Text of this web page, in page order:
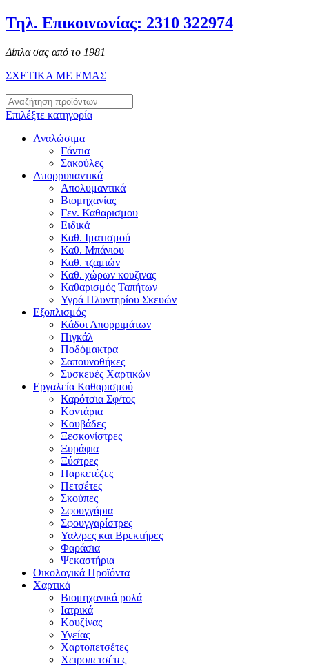
Τηλ. Επικοινωνίας: 2310 322974
Δίπλα σας από το 1981
ΣΧΕΤΙΚΑ ΜΕ ΕΜΑΣ
Επιλέξτε κατηγορία
Αναλώσιμα
Γάντια
Σακούλες
Απορρυπαντικά
Απολυμαντικά
Βιομηχανίας
Γεν. Καθαρισμου
Ειδικά
Καθ. Ιματισμού
Καθ. Μπάνιου
Καθ. τζαμιών
Καθ. χώρων κουζινας
Καθαρισμός Ταπήτων
Υγρά Πλυντηρίου Σκευών
Εξοπλισμός
Κάδοι Απορριμάτων
Πιγκάλ
Ποδόμακτρα
Σαπουνοθήκες
Συσκευές Χαρτικών
Εργαλεία Καθαρισμού
Καρότσια Σφ/τος
Κοντάρια
Κουβάδες
Ξεσκονίστρες
Ξυράφια
Ξύστρες
Παρκετέζες
Πετσέτες
Σκούπες
Σφουγγάρια
Σφουγγαρίστρες
Υαλ/ρες και Βρεκτήρες
Φαράσια
Ψεκαστήρια
Οικολογικά Προϊόντα
Χαρτικά
Βιομηχανικά ρολά
Ιατρικά
Κουζίνας
Υγείας
Χαρτοπετσέτες
Χειροπετσέτες